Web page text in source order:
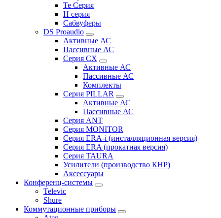
Te Серия
H серия
Сабвуферы
DS Proaudio
Активные АС
Пассивные АС
Серия CX
Активные АС
Пассивные АС
Комплекты
Серия PILLAR
Активные АС
Пассивные АС
Серия ANT
Серия MONITOR
Серия ERA-i (инсталляционная версия)
Серия ERA (прокатная версия)
Серия TAURA
Усилители (производство КНР)
Аксессуары
Конференц-системы
Televic
Shure
Коммутационные приборы